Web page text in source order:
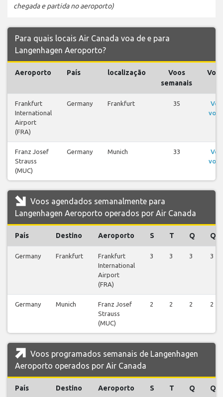
chegada e partida no aeroporto)
Para quais locais Air Canada voa de e para
Langenhagen Aeroporto?
Aeroporto País localização
Voos
semanais
Frankfurt
International
Airport
(FRA)
Germany Frankfurt 35
Ver
voos
Franz Josef
Strauss
(MUC)
Germany Munich 33
Ver
voos
Voos agendados semanalmente para
Langenhagen Aeroporto operados por Air Canada
País Destino Aeroporto S T Q Q
Germany Frankfurt
Frankfurt
International
Airport
(FRA)
3 3 3 3
Germany Munich
Franz Josef
Strauss
(MUC)
2 2 2 2
Voos programados semanais de Langenhagen
Aeroporto operados por Air Canada
País Destino Aeroporto S T Q Q